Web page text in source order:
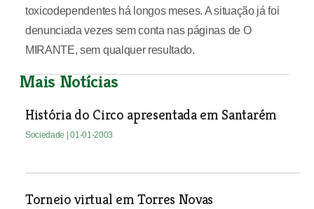
toxicodependentes há longos meses. A situação já foi
denunciada vezes sem conta nas páginas de O
MIRANTE, sem qualquer resultado.
Mais Notícias
História do Circo apresentada em Santarém
Sociedade | 01-01-2003
Torneio virtual em Torres Novas